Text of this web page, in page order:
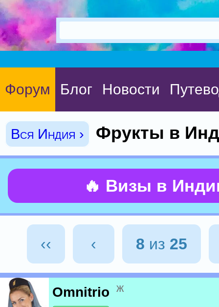
Форум Блог Новости
Вся Индия › Фрукты в
🔥 Визы в
‹‹ ‹ 8 из 25
Omnitrio ж